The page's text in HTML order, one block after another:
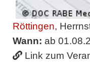
Röttingen,
Wann: ab
Link zum